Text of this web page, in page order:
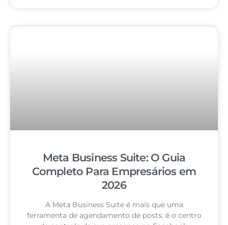
Meta Business Suite: O Guia
Completo Para Empresários em
2026
A Meta Business Suite é mais que uma
ferramenta de agendamento de posts: é o centro